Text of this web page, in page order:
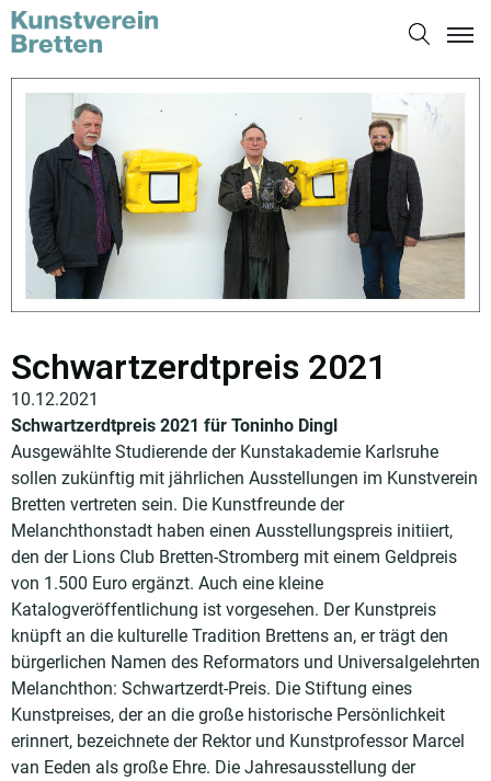
Schwartzerdtpreis 2021
10.12.2021
Schwartzerdtpreis 2021 für Toninho Dingl
Ausgewählte Studierende der Kunstakademie Karlsruhe
sollen zukünftig mit jährlichen Ausstellungen im Kunstverein
Bretten vertreten sein. Die Kunstfreunde der
Melanchthonstadt haben einen Ausstellungspreis initiiert,
den der Lions Club Bretten-Stromberg mit einem Geldpreis
von 1.500 Euro ergänzt. Auch eine kleine
Katalogveröffentlichung ist vorgesehen. Der Kunstpreis
knüpft an die kulturelle Tradition Brettens an, er trägt den
bürgerlichen Namen des Reformators und Universalgelehrten
Melanchthon: Schwartzerdt-Preis. Die Stiftung eines
Kunstpreises, der an die große historische Persönlichkeit
erinnert, bezeichnete der Rektor und Kunstprofessor Marcel
van Eeden als große Ehre. Die Jahresausstellung der